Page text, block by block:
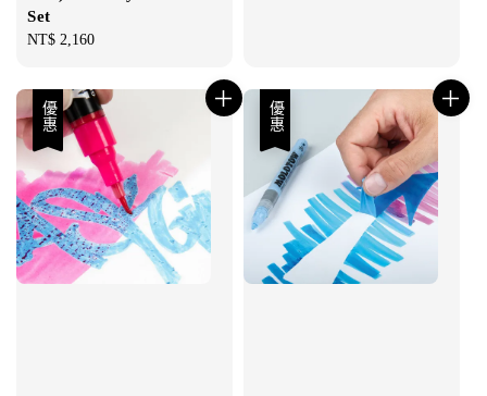
Set
Regular
NT$ 2,160
優惠 優惠